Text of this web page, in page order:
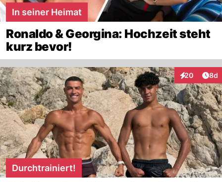
In seiner Heimat
Ronaldo & Georgina: Hochzeit steht
kurz bevor!
20
Interaktionen
8d
Durchtrainiert!